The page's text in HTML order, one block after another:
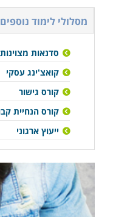
מסלולי לימוד
סדנאות מצוינות
קואצ'ינג עסקי
קורס גישור
קורס הנחיית
ייעוץ ארגוני